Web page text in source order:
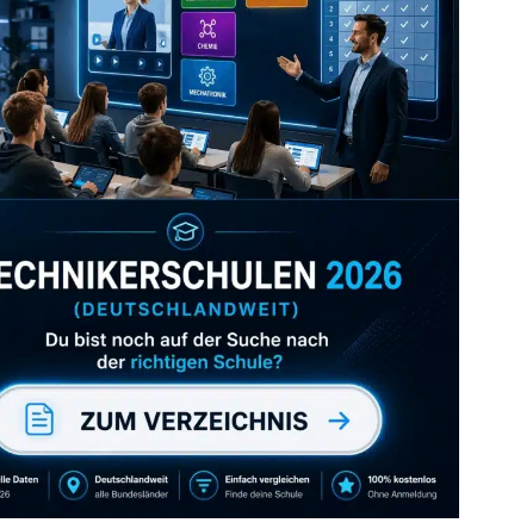
Zum Verzeichnis
Abonniere uns auch
gerne
wenn dir unsere Videos gefallen!
ZUM YOUTUBE KANAL